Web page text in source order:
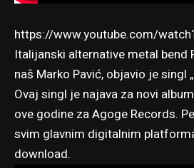
https://www.youtube.com/
Italijanski alternative metal bend
naš Marko Pavić, objavio je singl
Ovaj singl je najava za novi
ove godine za Agoge Records.
svim glavnim digitalnim
download.